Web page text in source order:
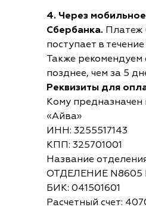
4. Через
Сбербанка. Платеж
поступает в
Также рекомендуем
позднее, чем за 5
Реквизиты для
Кому
«Айва»
ИНН: 3255517143
КПП: 325701001
Название
ОТДЕЛЕНИЕ
БИК: 041501601
Расчетный счет: